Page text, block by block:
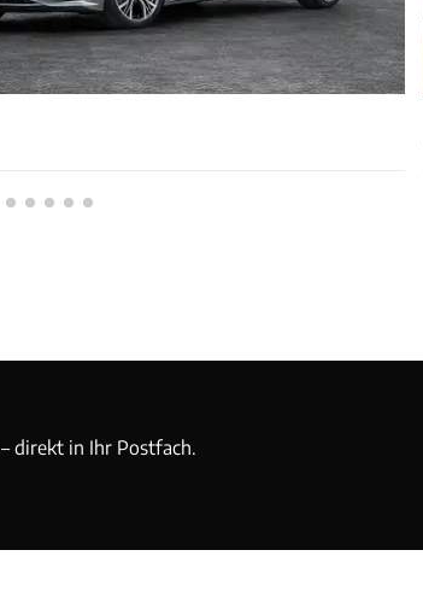
direkt in Ihr Postfach.